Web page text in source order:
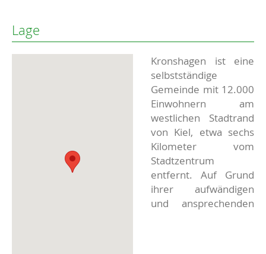
Lage
Kronshagen ist eine
selbstständige
Gemeinde mit 12.000
Einwohnern am
westlichen Stadtrand
von Kiel, etwa sechs
Kilometer vom
Stadtzentrum
entfernt. Auf Grund
ihrer aufwändigen
und ansprechenden